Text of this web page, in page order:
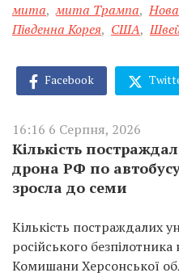
мита, мита Трампа, Нова
Південна Корея, США,
Facebook
16:16 6 Серпня, 2026
Кількість
дрона РФ по
зросла до семи
Кількість постраждалих
російського
Комишани Херсонської